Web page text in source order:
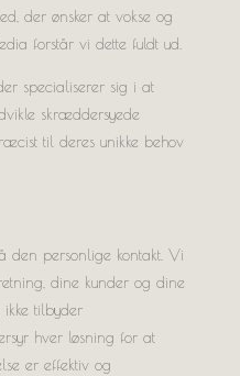
der ønsker at vokse og
forstår vi dette fuldt ud.
specialiserer sig i at
skræddersyede
til deres unikke behov
den personlige kontakt. Vi
dine kunder og dine
ikke tilbyder
hver løsning for at
er effektiv og